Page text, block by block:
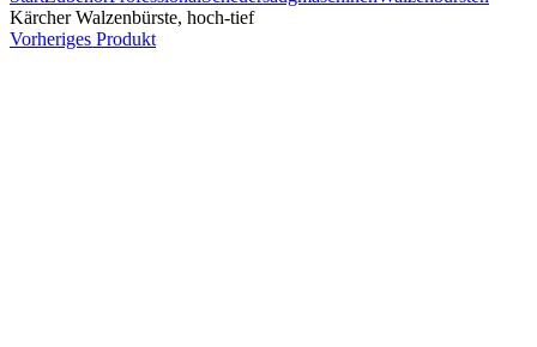
Kärcher Walzenbürste, hoch-tief
Vorheriges Produkt